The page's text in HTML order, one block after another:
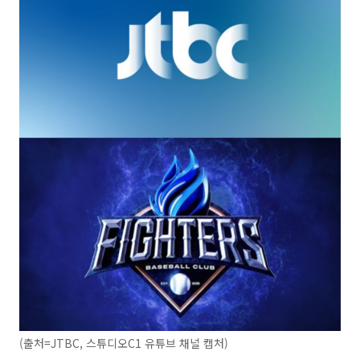
(출처=JTBC, 스튜디오C1 유튜브 채널 캡처)